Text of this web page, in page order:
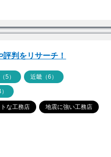
判をリサーチ！
5） 近畿（6）
な工務店 地震に強い工務店